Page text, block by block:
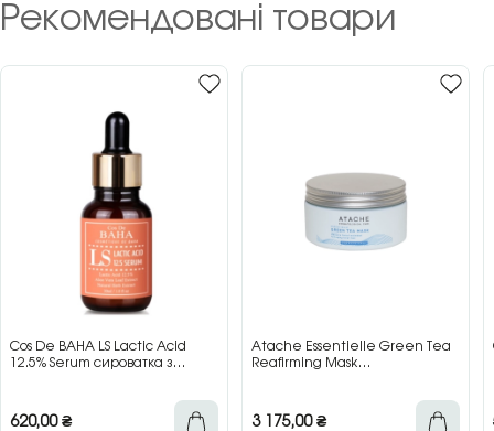
Рекомендовані товари
Cos De BAHA LS Lactic Acid
12.5% Serum сироватка з
620,00₴
Atache Essentielle Green Tea
Reafirming Mask
3 175,00₴